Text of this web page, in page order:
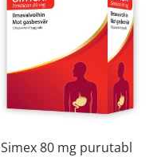
Simex 80 mg purutabl